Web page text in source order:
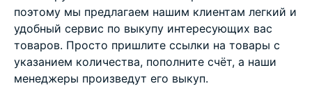
поэтому мы предлагаем нашим клиентам легкий и
удобный сервис по выкупу интересующих вас
товаров. Просто пришлите ссылки на товары с
указанием количества, пополните счёт, а наши
менеджеры произведут его выкуп.